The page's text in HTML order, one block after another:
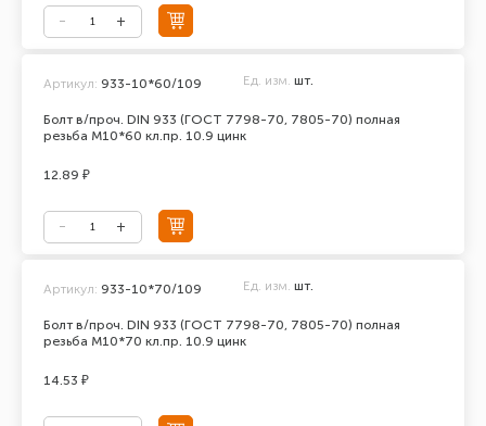
Болт в/проч. DIN 933 (ГОСТ 7798-70, 7805-70) полная
резьба М10*60 кл.пр. 10.9 цинк
Артикул: 933-10*60/109 Ед. изм. шт.
12.89 ₽
Болт в/проч. DIN 933 (ГОСТ 7798-70, 7805-70) полная
резьба М10*70 кл.пр. 10.9 цинк
Артикул: 933-10*70/109 Ед. изм. шт.
14.53 ₽